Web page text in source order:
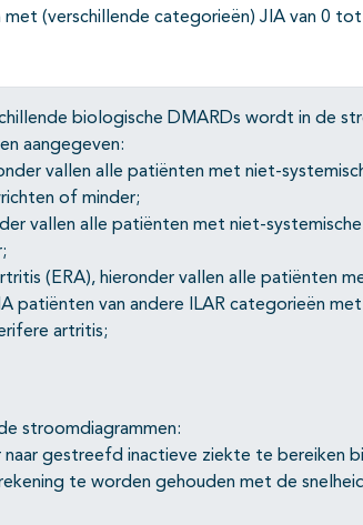
(verschillende categorieën) JIA van 0 tot
biologische DMARDs wordt in de
aangegeven:
vallen alle patiënten met niet-
of minder;
vallen alle patiënten met niet-
(ERA), hieronder vallen alle patiënten
patiënten van andere ILAR categorieën
artritis;
stroomdiagrammen:
gestreefd inactieve ziekte te bereiken
te worden gehouden met de